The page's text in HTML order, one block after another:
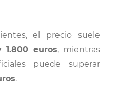
el precio suele
1.800 euros, mientras
puede superar
.